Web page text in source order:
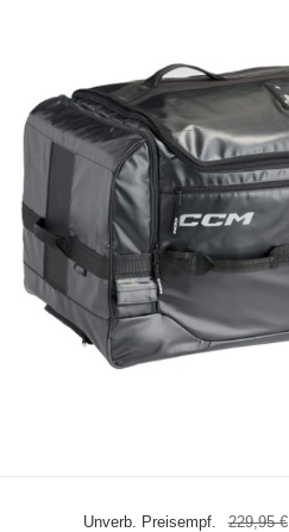
Unverb. Preisempf. 229,95 €